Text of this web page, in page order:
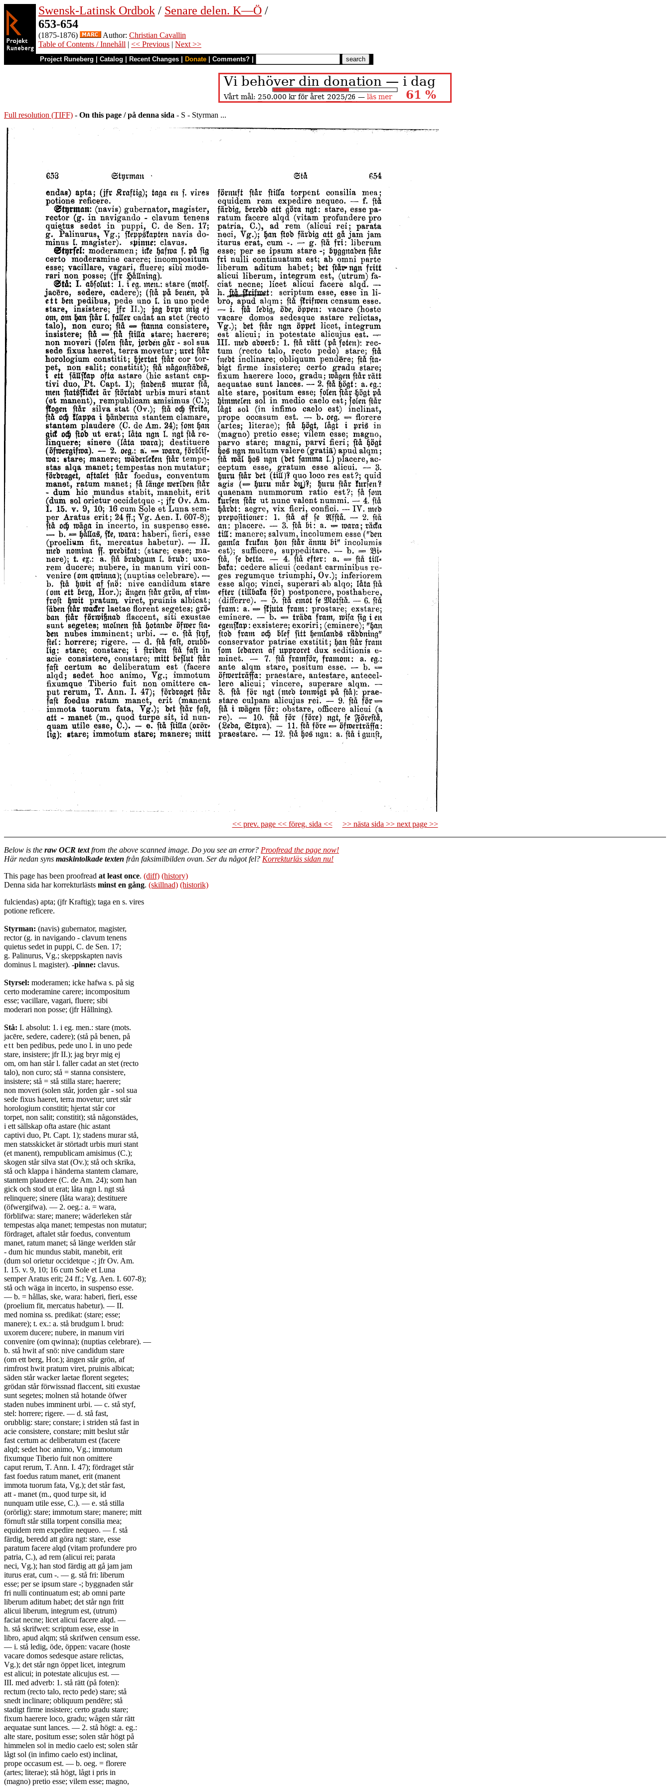
Swensk-Latinsk Ordbok / Senare delen. K—Ö /
653-654
(1875-1876) Author: Christian Cavallin
Table of Contents / Innehåll | << Previous | Next >>
Project Runeberg Catalog Recent Changes Donate Comments?
Full resolution (TIFF) - On this page / på denna sida - S - Styrman ...
<< prev. page << föreg. sida << >> nästa sida >> next page >>
Below is the raw OCR textfrom the above scanned image. Do you see an error? Proofread the page now!
Här nedan syns maskintolkade texten från faksimilbilden ovan. Ser du något fel? Korrekturläs sidan nu!
This page has been proofread at least once. (diff) (history)
Denna sida har korrekturlästs minst en gång. (skillnad) (historik)
fulciendas) apta; (jfr Kraftig); taga en s. vires
potione reficere.
Styrman: (navis) gubernator, magister,
rector (g. in navigando - clavum tenens
quietus sedet in puppi, C. de Sen. 17;
g. Palinurus, Vg.; skeppskapten navis
dominus l. magister). -pinne: clavus.
Styrsel: moderamen; icke hafwa s. på sig
certo moderamine carere; incompositum
esse; vacillare, vagari, fluere; sibi
moderari non posse; (jfr Hållning).
Stå: I. absolut: 1. i eg. men.: stare (mots.
jacēre, sedere, cadere); (stå på benen, på
ett ben pedibus, pede uno l. in uno pede
stare, insistere; jfr II.); jag bryr mig ej
om, om han står l. faller cadat an stet (recto
talo), non curo; stå = stanna consistere,
insistere; stå = stå stilla stare; haerere;
non moveri (solen står, jorden går - sol sua
sede fixus haeret, terra movetur; uret står
horologium constitit; hjertat står cor
torpet, non salit; constitit); stå någonstädes,
i ett sällskap ofta astare (hic astant
captivi duo, Pt. Capt. 1); stadens murar stå,
men statsskicket är störtadt urbis muri stant
(et manent), rempublicam amisimus (C.);
skogen står silva stat (Ov.); stå och skrika,
stå och klappa i händerna stantem clamare,
stantem plaudere (C. de Am. 24); som han
gick och stod ut erat; låta ngn l. ngt stå
relinquere; sinere (låta wara); destituere
(öfwergifwa). — 2. oeg.: a. = wara,
förblifwa: stare; manere; wäderleken står
tempestas alqa manet; tempestas non mutatur;
fördraget, aftalet står foedus, conventum
manet, ratum manet; så länge werlden står
- dum hic mundus stabit, manebit, erit
(dum sol orietur occidetque -; jfr Ov. Am.
I. 15. v. 9, 10; 16 cum Sole et Luna
semper Aratus erit; 24 ff.; Vg. Aen. I. 607-8);
stå och wäga in incerto, in suspenso esse.
— b. = hållas, ske, wara: haberi, fieri, esse
(proelium fit, mercatus habetur). — II.
med nomina ss. predikat: (stare; esse;
manere); t. ex.: a. stå brudgum l. brud:
uxorem ducere; nubere, in manum viri
convenire (om qwinna); (nuptias celebrare). —
b. stå hwit af snö: nive candidum stare
(om ett berg, Hor.); ängen står grön, af
rimfrost hwit pratum viret, pruinis albicat;
säden står wacker laetae florent segetes;
grödan står förwissnad flaccent, siti exustae
sunt segetes; molnen stå hotande öfwer
staden nubes imminent urbi. — c. stå styf,
stel: horrere; rigere. — d. stå fast,
orubblig: stare; constare; i striden stå fast in
acie consistere, constare; mitt beslut står
fast certum ac deliberatum est (facere
alqd; sedet hoc animo, Vg.; immotum
fixumque Tiberio fuit non omittere
caput rerum, T. Ann. I. 47); fördraget står
fast foedus ratum manet, erit (manent
immota tuorum fata, Vg.); det står fast,
att - manet (m., quod turpe sit, id
nunquam utile esse, C.). — e. stå stilla
(orörlig): stare; immotum stare; manere; mitt
förnuft står stilla torpent consilia mea;
equidem rem expedire nequeo. — f. stå
färdig, beredd att göra ngt: stare, esse
paratum facere alqd (vitam profundere pro
patria, C.), ad rem (alicui rei; parata
neci, Vg.); han stod färdig att gå jam jam
iturus erat, cum -. — g. stå fri: liberum
esse; per se ipsum stare -; byggnaden står
fri nulli continuatum est; ab omni parte
liberum aditum habet; det står ngn fritt
alicui liberum, integrum est, (utrum)
faciat necne; licet alicui facere alqd. —
h. stå skrifwet: scriptum esse, esse in
libro, apud alqm; stå skrifwen censum esse.
— i. stå ledig, öde, öppen: vacare (hoste
vacare domos sedesque astare relictas,
Vg.); det står ngn öppet licet, integrum
est alicui; in potestate alicujus est. —
III. med adverb: 1. stå rätt (på foten):
rectum (recto talo, recto pede) stare; stå
snedt inclinare; obliquum pendēre; stå
stadigt firme insistere; certo gradu stare;
fixum haerere loco, gradu; wågen står rätt
aequatae sunt lances. — 2. stå högt: a. eg.:
alte stare, positum esse; solen står högt på
himmelen sol in medio caelo est; solen står
lågt sol (in infimo caelo est) inclinat,
prope occasum est. — b. oeg. = florere
(artes; literae); stå högt, lågt i pris in
(magno) pretio esse; vilem esse; magno,